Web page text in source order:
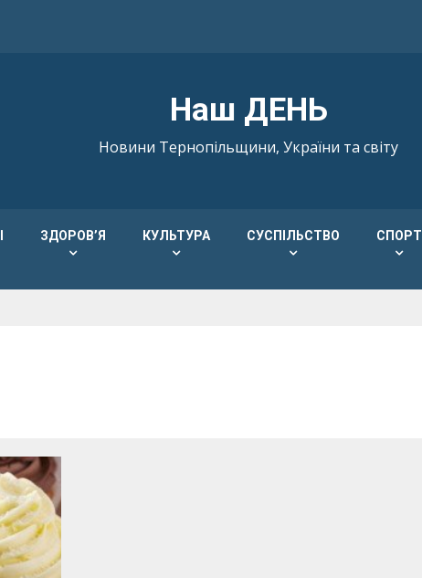
Наш ДЕНЬ
Новини Тернопільщини, України та світу
ЗДОРОВ’Я КУЛЬТУРА СУСПІЛЬСТВО СПОРТ